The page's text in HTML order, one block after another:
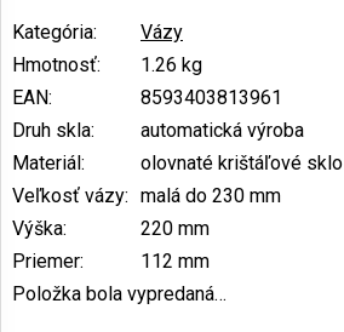
Kategória:
Vázy
Hmotnosť:
1.26 kg
EAN:
8593403813961
Druh skla:
automatická výroba
Materiál :
olovnaté krištáľové sklo
Veľkosť vázy: malá do 230 mm
Výška:
220 mm
Priemer:
112 mm
Položka bola vypredaná…